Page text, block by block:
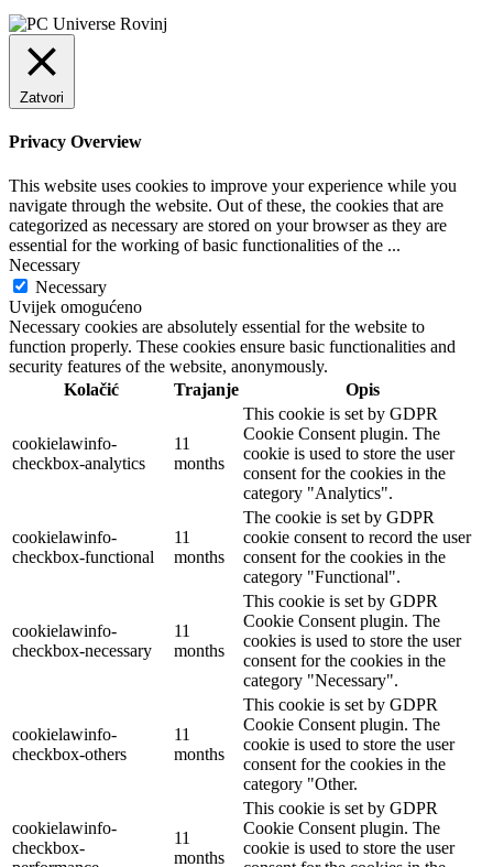
Zatvori
Privacy Overview
This website uses cookies to improve your experience while you
navigate through the website. Out of these, the cookies that are
categorized as necessary are stored on your browser as they are
essential for the working of basic functionalities of the ...
Necessary
Necessary
Uvijek omogućeno
Necessary cookies are absolutely essential for the website to
function properly. These cookies ensure basic functionalities and
security features of the website, anonymously.
Kolačić
Trajanje Opis
cookielawinfo-
checkbox-analytics
11
months
This cookie is set by GDPR
Cookie Consent plugin. The
cookie is used to store the user
consent for the cookies in the
category "Analytics".
cookielawinfo-
checkbox-functional
11
months
The cookie is set by GDPR
cookie consent to record the user
consent for the cookies in the
category "Functional".
cookielawinfo-
checkbox-necessary
11
months
This cookie is set by GDPR
Cookie Consent plugin. The
cookies is used to store the user
consent for the cookies in the
category "Necessary".
cookielawinfo-
checkbox-others
11
months
This cookie is set by GDPR
Cookie Consent plugin. The
cookie is used to store the user
consent for the cookies in the
category "Other.
cookielawinfo-
checkbox-
11
months
This cookie is set by GDPR
Cookie Consent plugin. The
cookie is used to store the user